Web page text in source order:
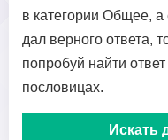
в категории Общее, а
дал верного ответа,
попробуй найти
пословицах.
Искать